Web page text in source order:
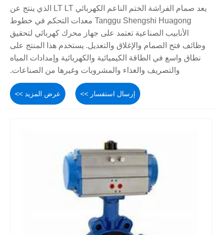
يعد صمام الفراشة الختم الناعم الكهربائي LT LT الذي ينتج عن
Tanggu Shengshi Huagong معدات التحكم في خطوط
الأنابيب الصناعية تعتمد على جهاز محرك كهربائي لتحقيق
وظائف فتح الصمام والإغلاق والتعديل. يستخدم هذا المنتج على
نطاق واسع في الطاقة الكيميائية والكهربائية وإمدادات المياه
والتصريف والغذاء والمشروبات وغيرها من الصناعات.
عرض المزيد >> إرسال استفسار >>